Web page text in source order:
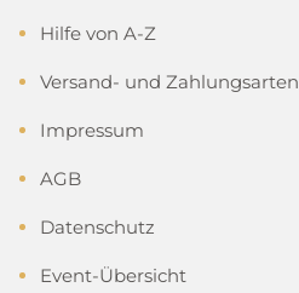
Hilfe von A-Z
Versand- und Zahlungsarten
Impressum
AGB
Datenschutz
Event-Übersicht